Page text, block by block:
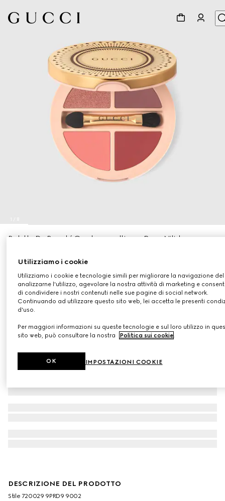
8
Palette De Beauté Quatuor multi-uso, Rosa Nitida
Varianterosa nitida
DESCRIZIONE DEL PRODOTTO
Stile ‎720029 9PRD9 9002
Utilizziamo i cookie
Utilizziamo i cookie e tecnologie simili per migliorare la navigazione del
analizzarne l'utilizzo, agevolare la nostra attività di marketing e
di condividere i nostri contenuti nelle sue pagine di social network.
Continuando ad utilizzare questo sito web, lei accetta le presenti
d'uso.
Per maggiori informazioni su queste tecnologie e sul loro utilizzo in
sito web, può consultare la nostra
Politica sui cookie.
IMPOSTAZIONI COOKIE
OK